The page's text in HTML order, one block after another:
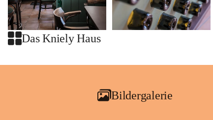
Das Kniely Haus
Bildergalerie